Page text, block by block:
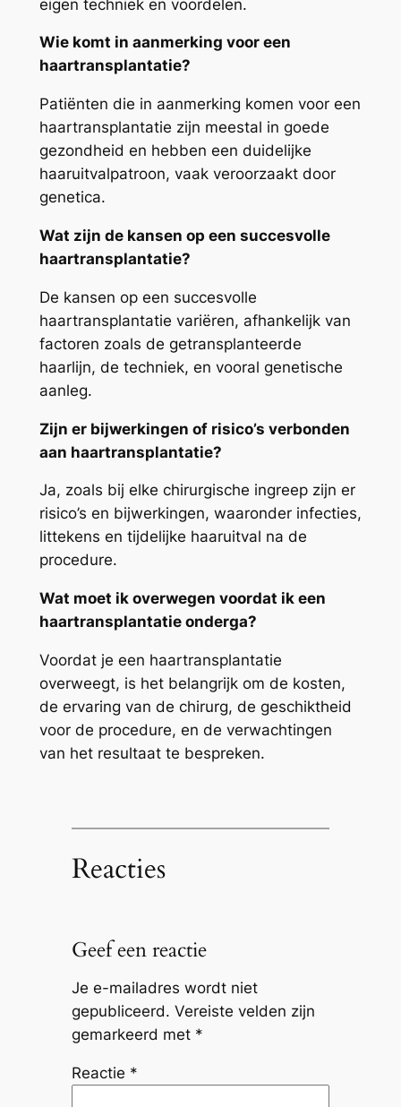
eigen techniek en voordelen.
Wie komt in aanmerking voor een
haartransplantatie?
Patiënten die in aanmerking komen voor een
haartransplantatie zijn meestal in goede
gezondheid en hebben een duidelijke
haaruitvalpatroon, vaak veroorzaakt door
genetica.
Wat zijn de kansen op een succesvolle
haartransplantatie?
De kansen op een succesvolle
haartransplantatie variëren, afhankelijk van
factoren zoals de getransplanteerde
haarlijn, de techniek, en vooral genetische
aanleg.
Zijn er bijwerkingen of risico’s verbonden
aan haartransplantatie?
Ja, zoals bij elke chirurgische ingreep zijn er
risico’s en bijwerkingen, waaronder infecties,
littekens en tijdelijke haaruitval na de
procedure.
Wat moet ik overwegen voordat ik een
haartransplantatie onderga?
Voordat je een haartransplantatie
overweegt, is het belangrijk om de kosten,
de ervaring van de chirurg, de geschiktheid
voor de procedure, en de verwachtingen
van het resultaat te bespreken.
Reacties
Geef een reactie
Je e-mailadres wordt niet
gepubliceerd. Vereiste velden zijn
gemarkeerd met *
Reactie *